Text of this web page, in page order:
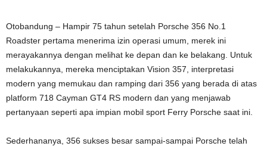
Otobandung – Hampir 75 tahun setelah Porsche 356 No.1
Roadster pertama menerima izin operasi umum, merek ini
merayakannya dengan melihat ke depan dan ke belakang. Untuk
melakukannya, mereka menciptakan Vision 357, interpretasi
modern yang memukau dan ramping dari 356 yang berada di atas
platform 718 Cayman GT4 RS modern dan yang menjawab
pertanyaan seperti apa impian mobil sport Ferry Porsche saat ini.
Sederhananya, 356 sukses besar sampai-sampai Porsche telah